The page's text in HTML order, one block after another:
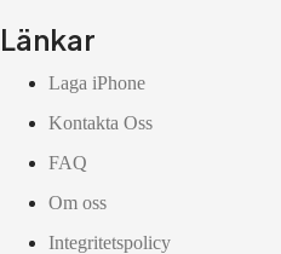
Länkar
Laga iPhone
Kontakta Oss
FAQ
Om oss
Integritetspolicy